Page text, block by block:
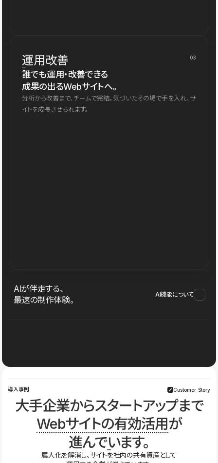
運用改善 03
誰でも運用・改善できる
成果の出るWebサイトへ。
分析から改善まで、チームで完結。気づいたその場で手を入れ、サ
イトを成長させられます。
AIが伴走する、
最速の制作体験。
AI機能について
導入事例 Customer Story
大手企業からスタートアップまで
Webサイトの有効活用が
進んでいます。
属人化を解消し、サイトを社内の共有資産として